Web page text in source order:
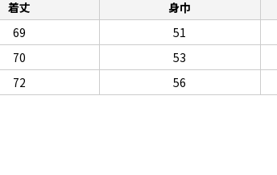
着丈 身巾
69 51
70 53
72 56